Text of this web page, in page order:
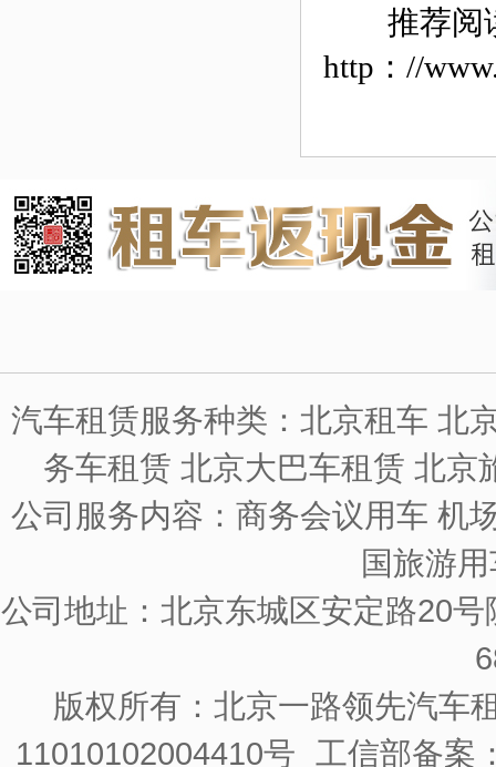
推荐阅
http：//
汽车租赁服务种类：北京租车 北
务车租赁 北京大巴车租赁 北京
公司服务内容：商务会议用车 机
国旅游
公司地址：北京东城区安定路20
版权所有：北京一路领先汽车
11010102004410号 工信部备案